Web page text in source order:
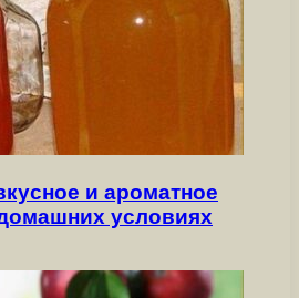
и ароматное
условиях